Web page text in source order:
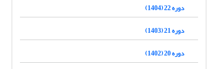
دوره 22 (1404)
دوره 21 (1403)
دوره 20 (1402)